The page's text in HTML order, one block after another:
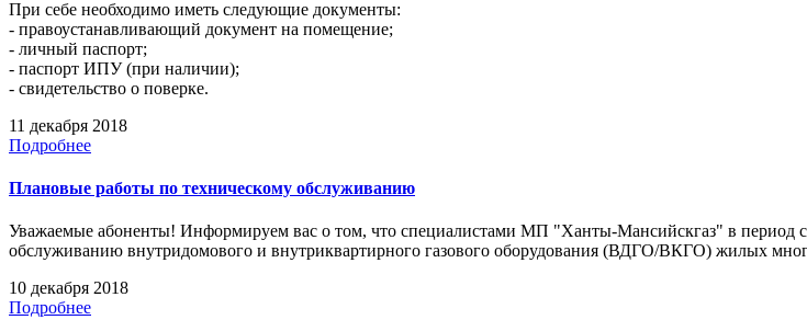
При себе необходимо иметь следующие документы:
- правоустанавливающий документ на помещение;
- личный паспорт;
- паспорт ИПУ (при наличии);
- свидетельство о поверке.
11 декабря 2018
Подробнее
Плановые работы по техническому обслуживанию
Уважаемые абоненты! Информируем вас о том, что специалистами МП "Ханты-Мансийскгаз" в период с
обслуживанию внутридомового и внутриквартирного газового оборудования (ВДГО/ВКГО) жилых
10 декабря 2018
Подробнее